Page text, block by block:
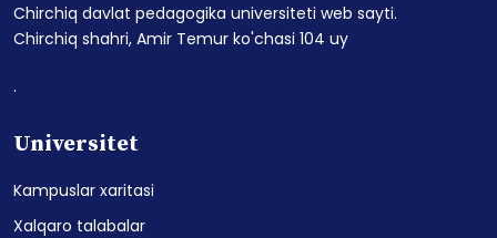
Chirchiq davlat pedagogika universiteti web sayti.
Chirchiq shahri, Amir Temur ko'chasi 104 uy
.
Universitet
Kampuslar xaritasi
Xalqaro talabalar